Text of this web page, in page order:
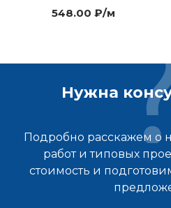
548.00 ₽/м
Нужна
Подробно расскажем о
работ и типовых
стоимость и